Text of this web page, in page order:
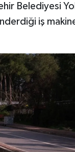
Belediyesi Yol
iş